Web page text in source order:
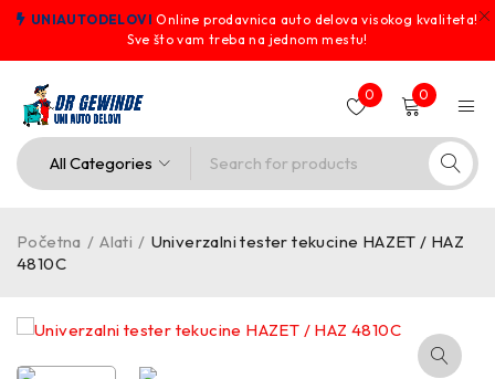
UNIAUTODELOVI Online prodavnica auto delova visokog kvaliteta!
Sve što vam treba na jednom mestu!
0 0
Početna / Alati / Univerzalni tester tekucine HAZET / HAZ
4810C